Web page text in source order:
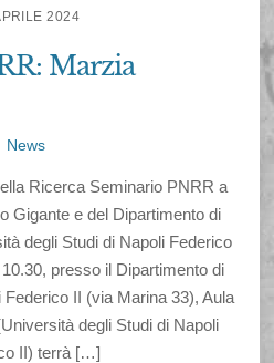
2024
Marzia
News
Ricerca Seminario PNRR a
Gigante e del Dipartimento di
degli Studi di Napoli Federico
presso il Dipartimento di
II (via Marina 33), Aula
degli Studi di Napoli
II) terrà […]